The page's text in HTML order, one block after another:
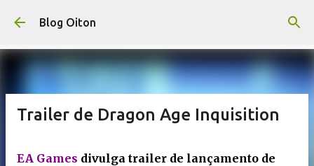
Pular para o conteúdo principal
Blog Oiton
Trailer de Dragon Age Inquisition
EA Games divulga trailer de lançamento de